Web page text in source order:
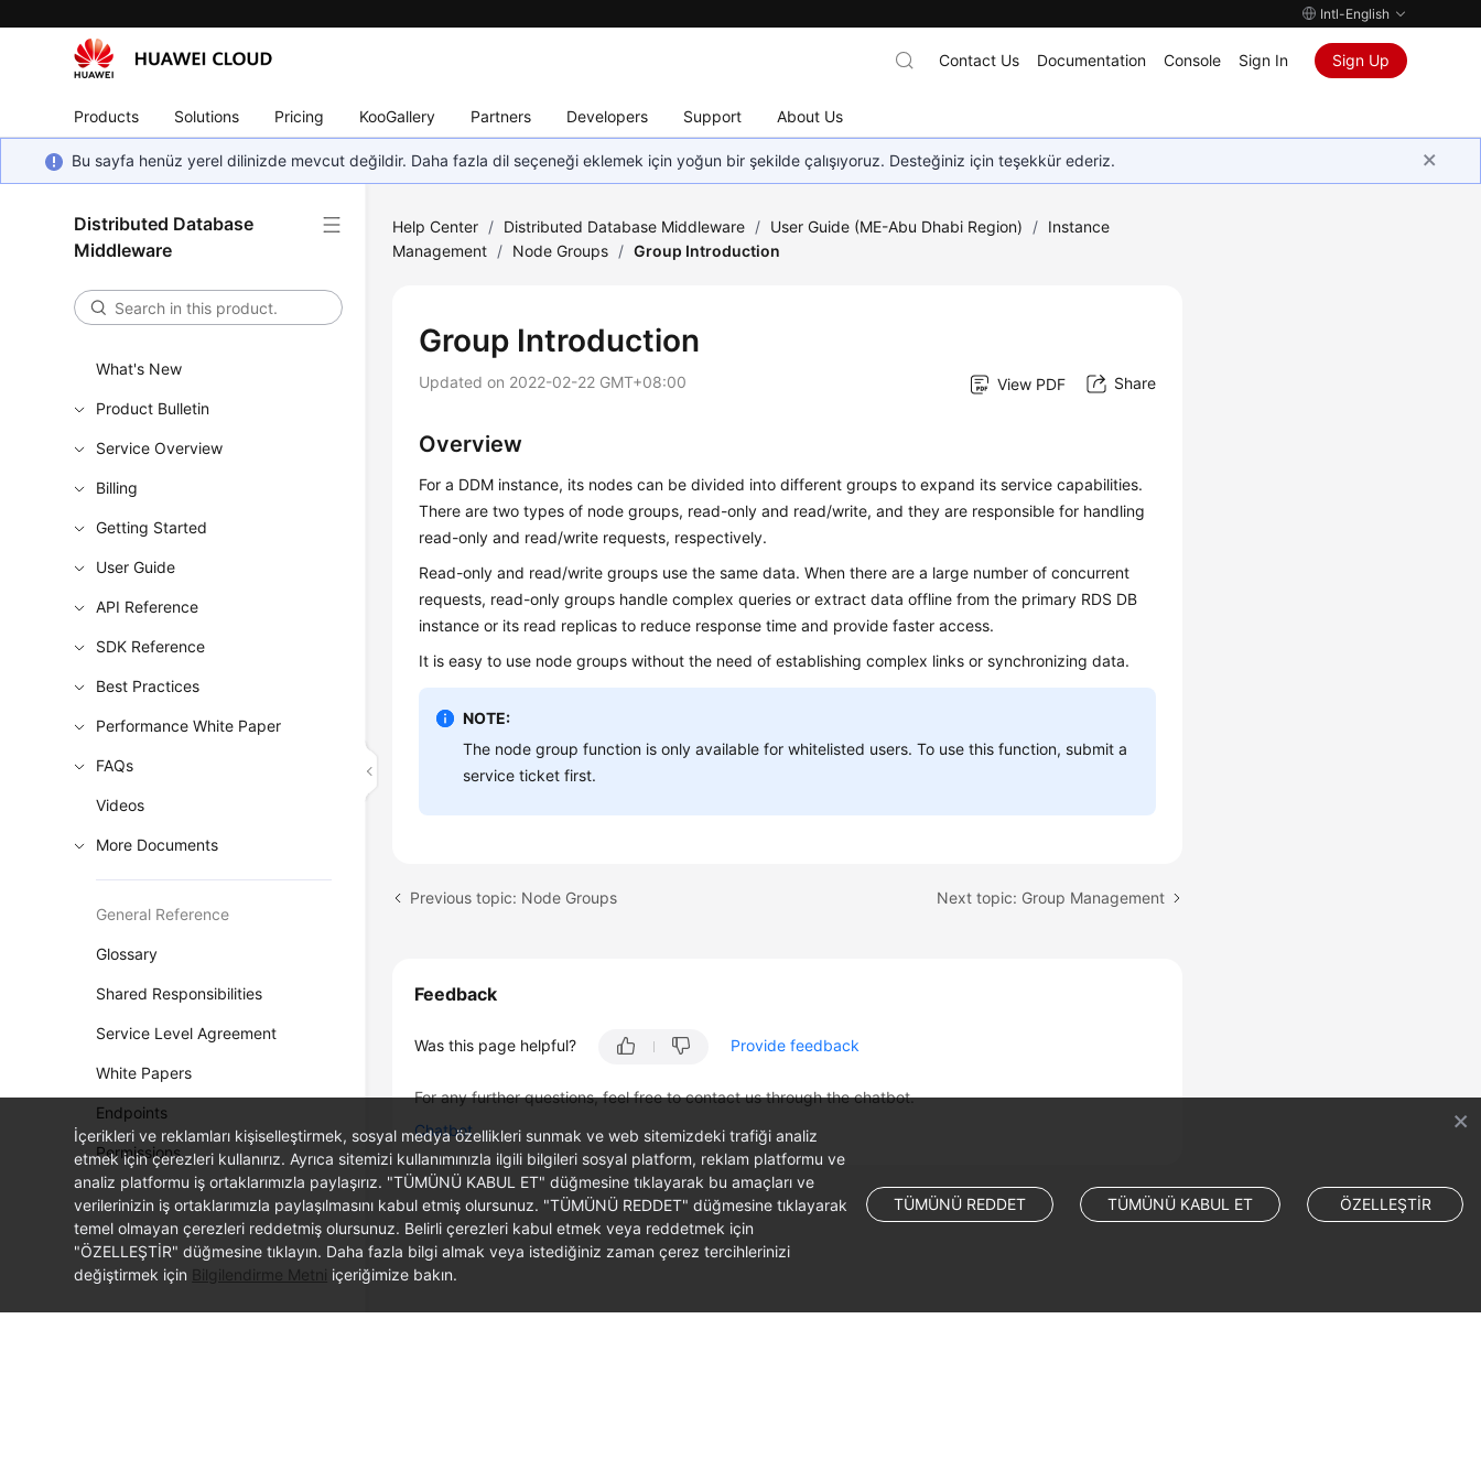
Intl-English
Products Solutions Pricing KooGallery Partners Developers Support About Us
Contact Us Documentation Console Sign In Sign Up
Bu sayfa henüz yerel dilinizde mevcut değildir. Daha fazla dil seçeneği eklemek için yoğun bir şekilde çalışıyoruz. Desteğiniz için teşekkür ederiz.
Distributed Database
Middleware
What's New
Product Bulletin
Service Overview
Billing
Getting Started
User Guide
API Reference
SDK Reference
Best Practices
Performance White Paper
FAQs
Videos
More Documents
General Reference
Glossary
Shared Responsibilities
Service Level Agreement
White Papers
Endpoints
Permissions
Help Center / Distributed Database Middleware / User Guide (ME-Abu Dhabi Region) / Instance
Management / Node Groups / Group Introduction
Group Introduction
Updated on 2022-02-22 GMT+08:00 View PDF Share
Overview
For a DDM instance, its nodes can be divided into different groups to expand its service capabilities.
There are two types of node groups, read-only and read/write, and they are responsible for handling
read-only and read/write requests, respectively.
Read-only and read/write groups use the same data. When there are a large number of concurrent
requests, read-only groups handle complex queries or extract data offline from the primary RDS DB
instance or its read replicas to reduce response time and provide faster access.
It is easy to use node groups without the need of establishing complex links or synchronizing data.
NOTE:
The node group function is only available for whitelisted users. To use this function, submit a
service ticket first.
Previous topic: Node Groups Next topic: Group Management
Feedback
Was this page helpful? Provide feedback
For any further questions, feel free to contact us through the chatbot.
Chatbot
İçerikleri ve reklamları kişiselleştirmek, sosyal medya özellikleri sunmak ve web sitemizdeki trafiği analiz
etmek için çerezleri kullanırız. Ayrıca sitemizi kullanımınızla ilgili bilgileri sosyal platform, reklam platformu ve
analiz platformu iş ortaklarımızla paylaşırız. "TÜMÜNÜ KABUL ET" düğmesine tıklayarak bu amaçları ve
verilerinizin iş ortaklarımızla paylaşılmasını kabul etmiş olursunuz. "TÜMÜNÜ REDDET" düğmesine tıklayarak
temel olmayan çerezleri reddetmiş olursunuz. Belirli çerezleri kabul etmek veya reddetmek için
"ÖZELLEŞTİR" düğmesine tıklayın. Daha fazla bilgi almak veya istediğiniz zaman çerez tercihlerinizi
değiştirmek için Bilgilendirme Metni içeriğimize bakın.
TÜMÜNÜ REDDET TÜMÜNÜ KABUL ET ÖZELLEŞTİR